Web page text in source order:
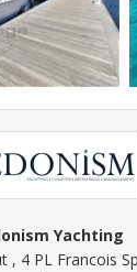
Yachting
, 4 PL Francois